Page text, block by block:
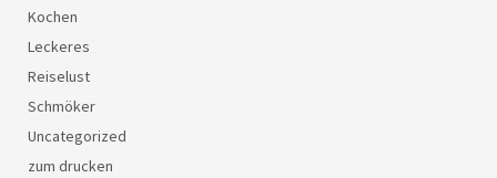
Kochen
Leckeres
Reiselust
Schmöker
Uncategorized
zum drucken